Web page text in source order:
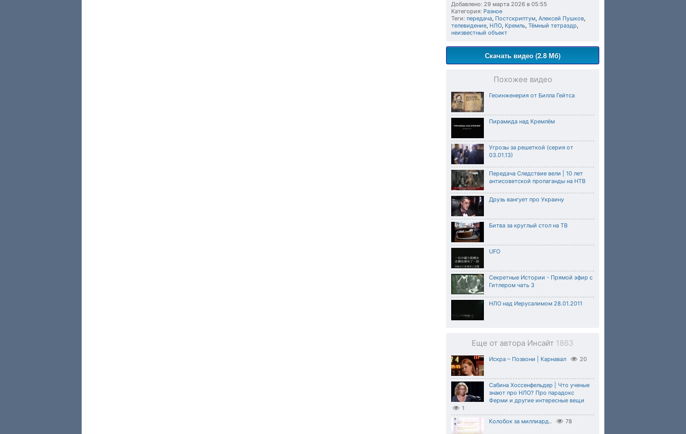
Добавлено: 29 марта 2026 в 05:55
Категория: Разное
Теги: передача, Постскриптум, Алексей Пушков,
телевидение, НЛО, Кремль, Тёмный тетраэдр,
неизвестный объект
Скачать видео (2.8 Мб)
Похожее видео
Геоинженерия от Билла Гейтса
Пирамида над Кремлём
Угрозы за решеткой (серия от
03.01.13)
Передача Следствие вели | 10 лет
антисоветской пропаганды на НТВ
Друзь вангует про Украину
Битва за круглый стол на ТВ
UFO
Секретные Истории - Прямой эфир с
Гитлером чать 3
НЛО над Иерусалимом 28.01.2011
Еще от автора Инсайт 1863
Искра – Позвони | Карнавал 20
Сабина Хоссенфельдер | Что ученые
знают про НЛО? Про парадокс
Ферми и другие интересные вещи
1
Колобок за миллиард.. 78